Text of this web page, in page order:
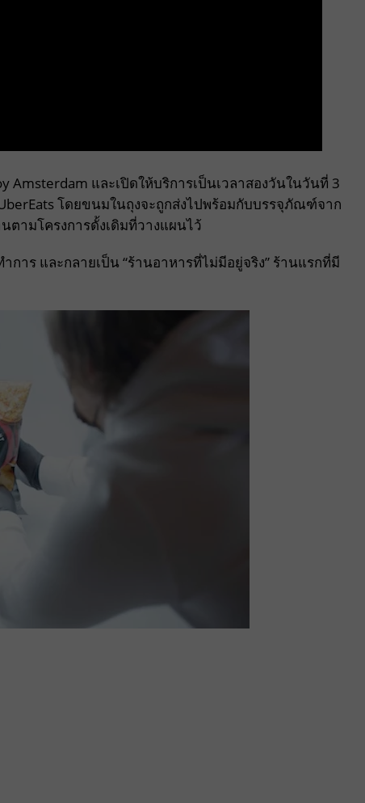
และเปิดให้บริการเป็นเวลาสองวันในวันที่ 3
โดยขนมในถุงจะถูกส่งไปพร้อมกับบรรจุภัณฑ์จาก
ามโครงการดั้งเดิมที่วางแผนไว้
าร และกลายเป็น “ร้านอาหารที่ไม่มีอยู่จริง” ร้านแรกที่มี